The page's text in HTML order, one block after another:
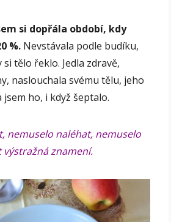
si dopřála období, kdy
%. Nevstávala podle budíku,
tělo řeklo. Jedla zdravě,
naslouchala svému tělu, jeho
ho, i když šeptalo.
nemuselo naléhat, nemuselo
výstražná znamení.